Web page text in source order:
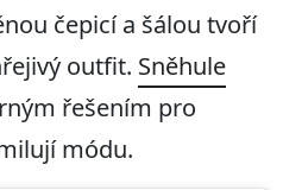
čepicí a šálou tvoří
outfit. Sněhule
řešením pro
módu.